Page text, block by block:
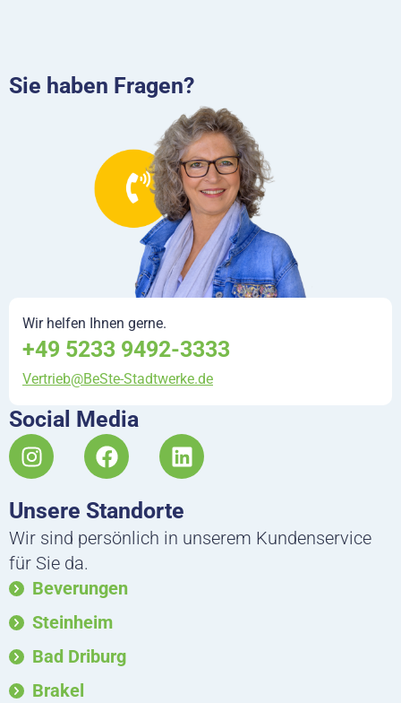
Sie haben Fragen?
Wir helfen Ihnen gerne.
+49 5233 9492-3333
Vertrieb@BeSte-Stadtwerke.de
Social Media
I
n
t
a
g
r
a
m
F
a
e
b
o
k
L
i
k
e
Unsere Standorte
Wir sind persönlich in unserem Kundenservice
für Sie da.
Beverungen
Steinheim
Bad Driburg
Brakel